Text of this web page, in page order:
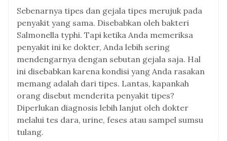
Sebenarnya tipes dan gejala tipes merujuk pada
penyakit yang sama. Disebabkan oleh bakteri
Salmonella typhi. Tapi ketika Anda memeriksa
penyakit ini ke dokter, Anda lebih sering
mendengarnya dengan sebutan gejala saja. Hal
ini disebabkan karena kondisi yang Anda rasakan
memang adalah dari tipes. Lantas, kapankah
orang disebut menderita penyakit tipes?
Diperlukan diagnosis lebih lanjut oleh dokter
melalui tes dara, urine, feses atau sampel sumsu
tulang.